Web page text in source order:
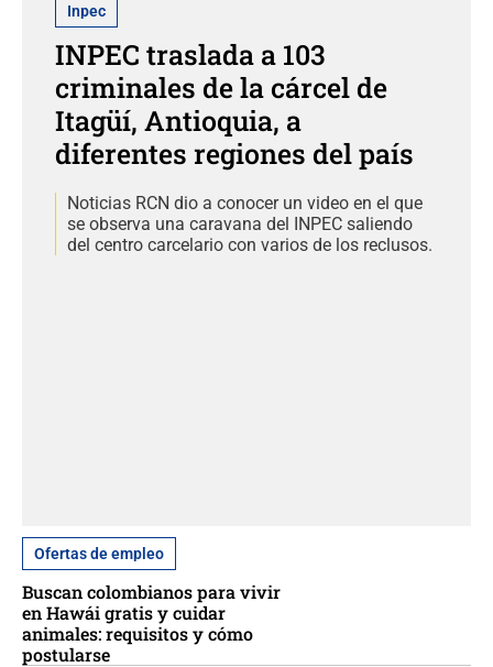
Inpec
INPEC traslada a 103
criminales de la cárcel de
Itagüí, Antioquia, a
diferentes regiones del país
Noticias RCN dio a conocer un video en el que
se observa una caravana del INPEC saliendo
del centro carcelario con varios de los reclusos.
Ofertas de empleo
Buscan colombianos para vivir
en Hawái gratis y cuidar
animales: requisitos y cómo
postularse